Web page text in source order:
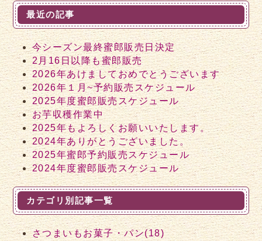
最近の記事
今シーズン最終蜜郎販売日決定
2月16日以降も蜜郎販売
2026年あけましておめでとうございます
2026年１月~予約販売スケジュール
2025年度蜜郎販売スケジュール
お芋収穫作業中
2025年もよろしくお願いいたします。
2024年ありがとうございました。
2025年蜜郎予約販売スケジュール
2024年度蜜郎販売スケジュール
カテゴリ別記事一覧
さつまいもお菓子・パン(18)